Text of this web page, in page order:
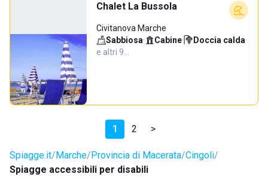
Chalet La Bussola
Civitanova Marche
Sabbiosa· Cabine· Doccia calda·
e altri 9…
1 2 >
Spiagge.it Marche Provincia di Macerata Cingoli
Spiagge accessibili per disabili